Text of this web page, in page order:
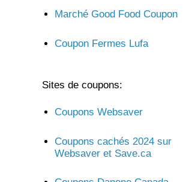
Marché Good Food Coupon
Coupon Fermes Lufa
Sites de coupons:
Coupons Websaver
Coupons cachés 2024 sur
Websaver et Save.ca